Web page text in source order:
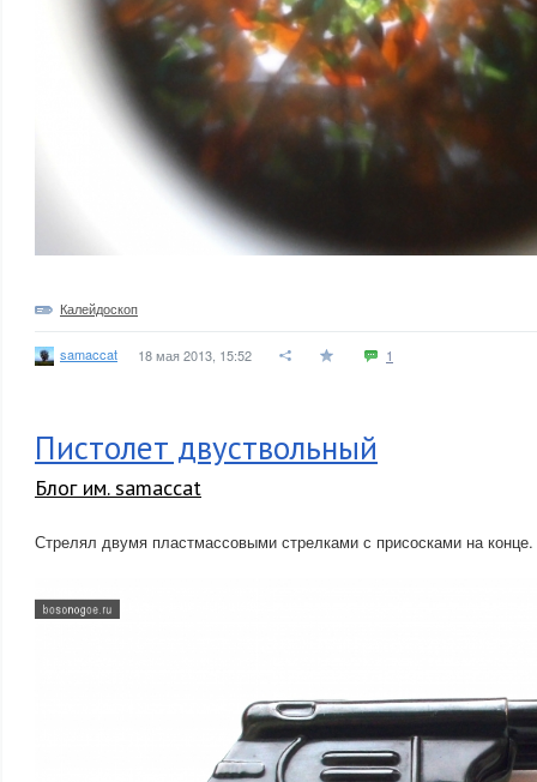
Калейдоскоп
samaccat 18 мая 2013, 15:52 1
Пистолет двуствольный
Блог им. samaccat
Стрелял двумя пластмассовыми стрелками с присосками на конце.